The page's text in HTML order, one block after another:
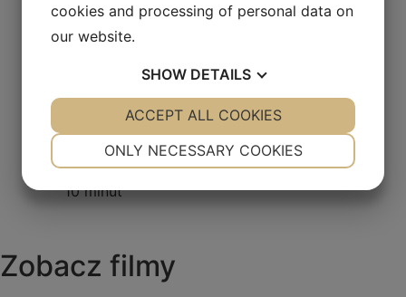
Skład
10 minut
Zobacz filmy
cookies and processing of personal data on
our website.
SHOW DETAILS
YES NO YES NO
ONLY NECESSARY COOKIES
ACCEPT ALL COOKIES